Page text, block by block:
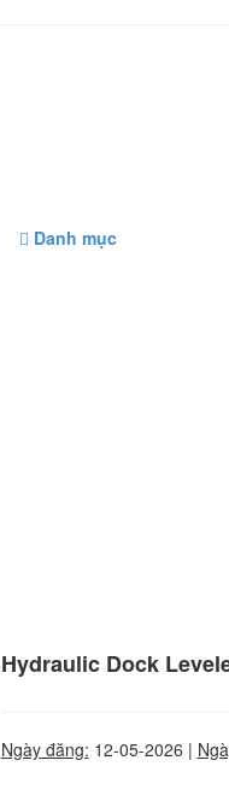
Danh mục
Hydraulic Dock
Ngày đăng: 12-05-2026 |